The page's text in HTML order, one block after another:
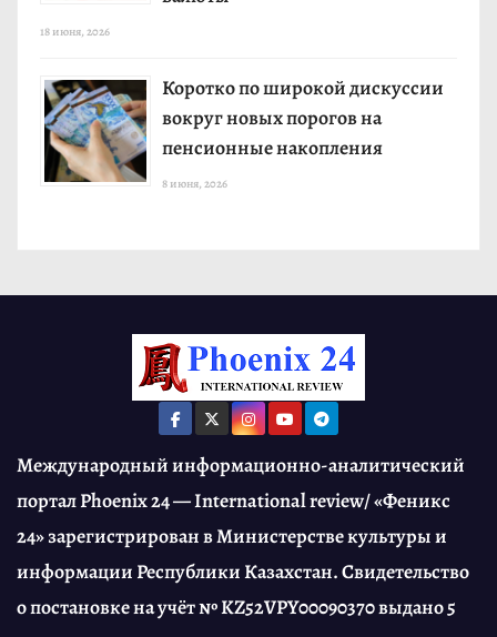
18 июня, 2026
Коротко по широкой дискуссии
вокруг новых порогов на
пенсионные накопления
8 июня, 2026
Международный информационно-аналитический
портал Phoenix 24 — International review/ «Феникс
24» зарегистрирован в Министерстве культуры и
информации Республики Казахстан. Свидетельство
о постановке на учёт № KZ52VPY00090370 выдано 5